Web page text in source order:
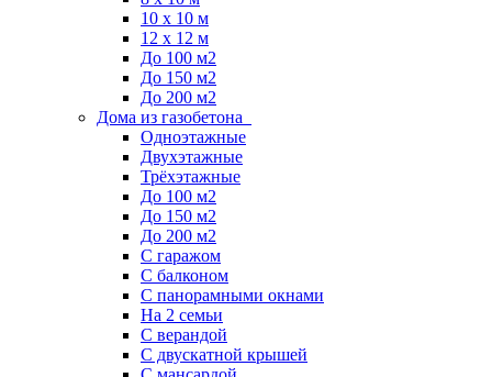
10 x 10 м
12 x 12 м
До 100 м2
До 150 м2
До 200 м2
Дома из газобетона
Одноэтажные
Двухэтажные
Трёхэтажные
До 100 м2
До 150 м2
До 200 м2
С гаражом
С балконом
С панорамными окнами
На 2 семьи
С верандой
С двускатной крышей